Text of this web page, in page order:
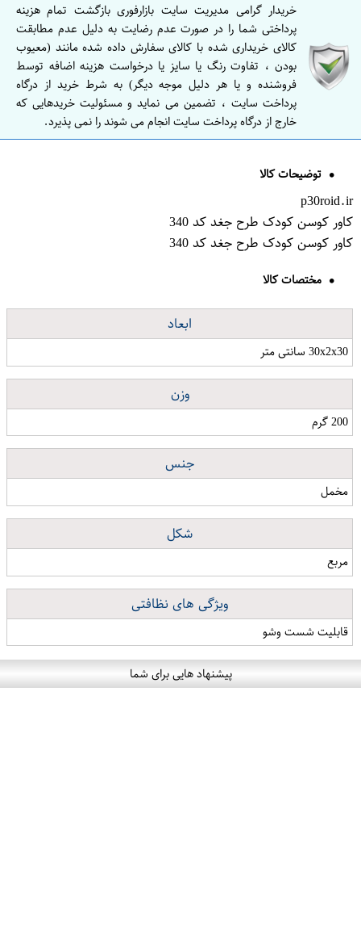
خریدار گرامی مدیریت سایت بازارفوری بازگشت تمام هزینه
پرداختی شما را در صورت عدم رضایت به دلیل عدم مطابقت
کالای خریداری شده با کالای سفارش داده شده مانند (معیوب
بودن ، تفاوت رنگ یا سایز یا درخواست هزینه اضافه توسط
فروشنده و یا هر دلیل موجه دیگر) به شرط خرید از درگاه
پرداخت سایت ، تضمین می نماید و مسئولیت خریدهایی که
خارج از درگاه پرداخت سایت انجام می شوند را نمی پذیرد.
توضیحات کالا
p30roid.ir
کاور کوسن کودک طرح جغد کد 340
کاور کوسن کودک طرح جغد کد 340
مختصات کالا
ابعاد
30x2x30 سانتی متر
وزن
200 گرم
جنس
مخمل
شکل
مربع
ویژگی های نظافتی
قابلیت شست وشو
پیشنهاد هایی برای شما